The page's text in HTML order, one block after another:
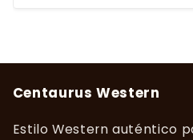
Centaurus Western
Estilo Western auténtico